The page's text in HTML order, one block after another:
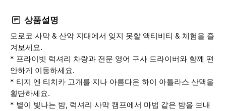
상품설명
모로코 사막 & 산악 지대에서 잊지 못할 액티비티 & 체험을 즐
겨보세요.
* 프라이빗 럭셔리 차량과 전문 영어 구사 드라이버와 함께 편
안하게 이동하세요.
* 티지 엔 티치카 고개를 지나 아름다운 하이 아틀라스 산맥을
횡단하세요.
* 별이 빛나는 밤, 럭셔리 사막 캠프에서 마법 같은 밤을 보내